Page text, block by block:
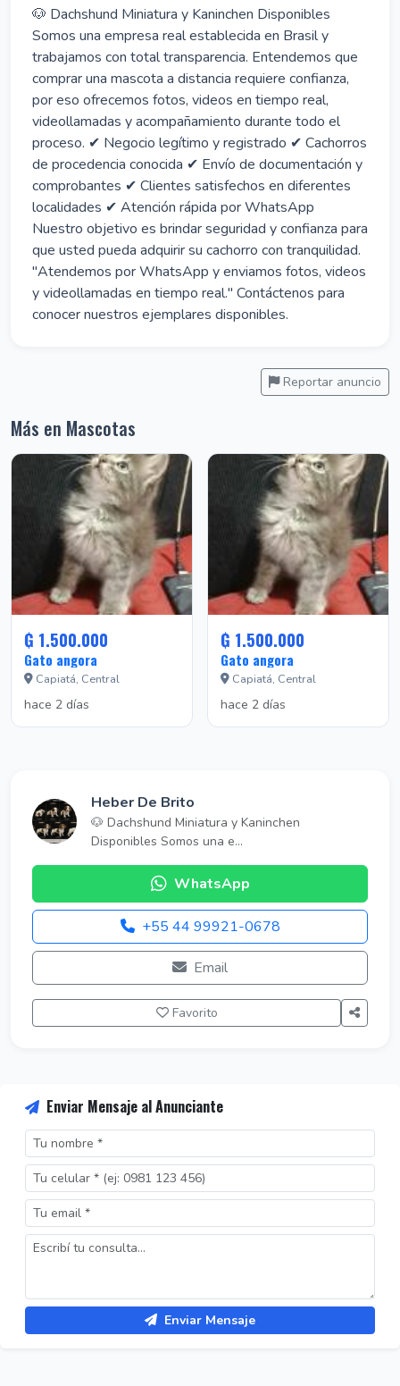
🐶 Dachshund Miniatura y Kaninchen Disponibles
Somos una empresa real establecida en Brasil y
trabajamos con total transparencia. Entendemos que
comprar una mascota a distancia requiere confianza,
por eso ofrecemos fotos, videos en tiempo real,
videollamadas y acompañamiento durante todo el
proceso. ✔ Negocio legítimo y registrado ✔ Cachorros
de procedencia conocida ✔ Envío de documentación y
comprobantes ✔ Clientes satisfechos en diferentes
localidades ✔ Atención rápida por WhatsApp
Nuestro objetivo es brindar seguridad y confianza para
que usted pueda adquirir su cachorro con tranquilidad.
"Atendemos por WhatsApp y enviamos fotos, videos
y videollamadas en tiempo real." Contáctenos para
conocer nuestros ejemplares disponibles.
Reportar anuncio
Más en Mascotas
₲ 1.500.000
Gato angora
Capiatá, Central
hace 2 días
₲ 1.500.000
Gato angora
Capiatá, Central
hace 2 días
Heber De Brito
🐶 Dachshund Miniatura y Kaninchen
Disponibles Somos una e...
WhatsApp
+55 44 99921-0678
Email
Favorito
Enviar Mensaje al Anunciante
Enviar Mensaje